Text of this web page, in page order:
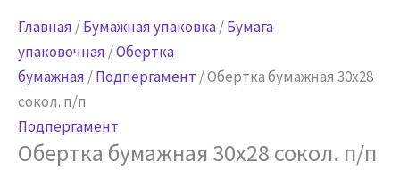
Главная /Бумажная упаковка/Бумага
упаковочная /Обертка
бумажная /Подпергамент / Обертка бумажная 30х28
сокол. п/п
Подпергамент
Обертка бумажная 30х28 сокол. п/п